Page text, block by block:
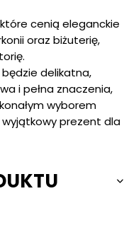
cenią eleganckie
oraz biżuterię,
delikatna,
i pełna znaczenia,
wyborem
wyjątkowy prezent dla